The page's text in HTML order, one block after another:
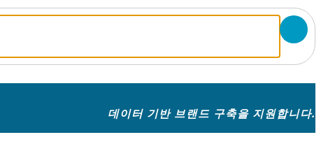
데이터 기반 브랜드 구축을 지원합니다.